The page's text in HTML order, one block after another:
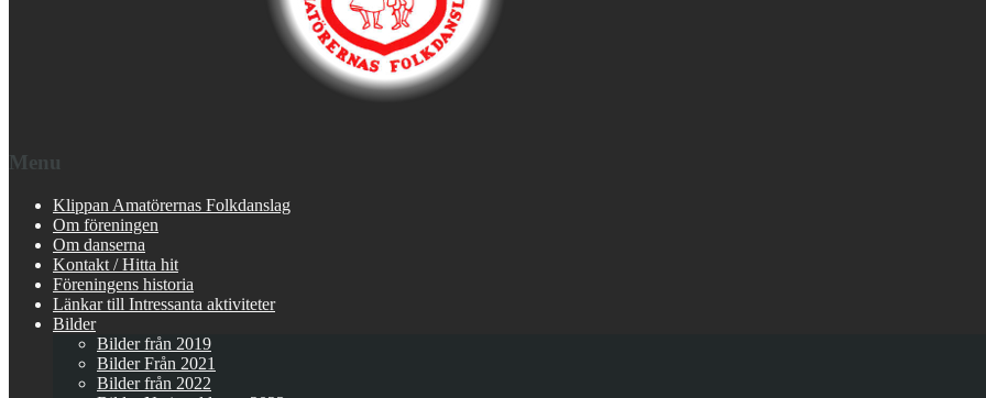
Menu
Klippan Amatörernas Folkdanslag
Om föreningen
Om danserna
Kontakt / Hitta hit
Föreningens historia
Länkar till Intressanta aktiviteter
Bilder
Bilder från 2019
Bilder Från 2021
Bilder från 2022